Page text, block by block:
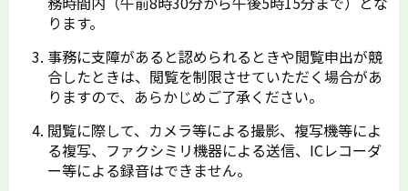
ります。
事務に支障があると認められるときや閲覧申出が競
合したときは、閲覧を制限させていただく場合があ
りますので、あらかじめご了承ください。
閲覧に際して、カメラ等による撮影、複写機等によ
る複写、ファクシミリ機器による送信、ICレコーダ
ー等による録音はできません。